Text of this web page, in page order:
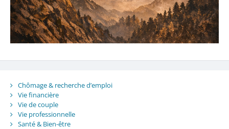
Chômage & recherche d’emploi
Vie financière
Vie de couple
Vie professionnelle
Santé & Bien-être